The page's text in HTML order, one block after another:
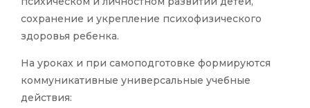
сохранение и укрепление психофизического
здоровья ребенка.
На уроках и при самоподготовке формируются
коммуникативные универсальные учебные
действия: